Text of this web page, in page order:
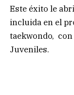
Este éxito le
incluida en el
taekwondo,
Juveniles.